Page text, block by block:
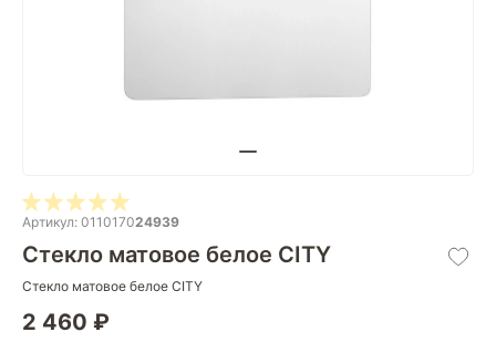
Артикул: 011017024939
Стекло матовое белое CITY
Стекло матовое белое CITY
2 460 ₽